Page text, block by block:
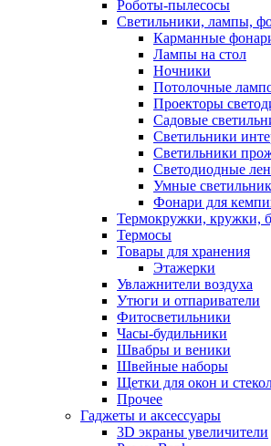
Роботы-пылесосы
Светильники, лампы,
Карманные
Лампы на стол
Ночники
Потолочные
Проекторы
Садовые
Светильники
Светильники
Светодиодные
Умные
Фонари для
Термокружки, кружки,
Термосы
Товары для хранения
Этажерки
Увлажнители воздуха
Утюги и отпариватели
Фитосветильники
Часы-будильники
Швабры и веники
Швейные наборы
Щетки для окон и
Прочее
Гаджеты и аксессуары
3D экраны увеличители